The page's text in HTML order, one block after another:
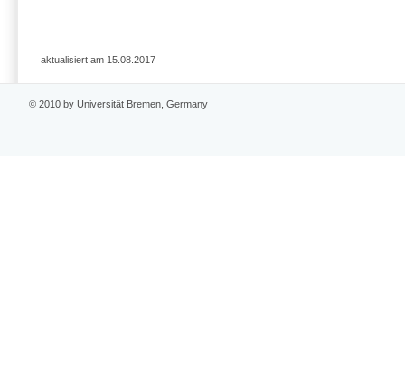
aktualisiert am 15.08.2017
© 2010 by Universität Bremen, Germany